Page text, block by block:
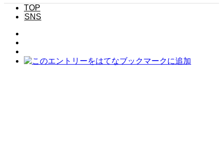
TOP
SNS